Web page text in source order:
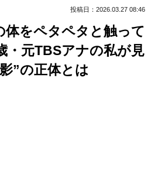
投稿日：2026.03.27 08:46
体をペタペタと触って
・元TBSアナの私が見
”の正体とは